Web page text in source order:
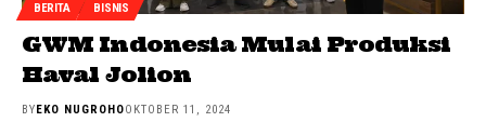
BERITA BISNIS
GWM Indonesia Mulai Produksi
Haval Jolion
BYEKO NUGROHOOKTOBER 11, 2024